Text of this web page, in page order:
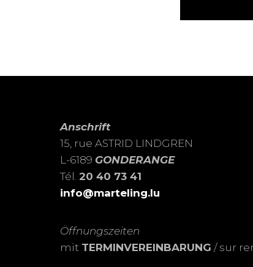
Anschrift
15, rue ASTRID LINDGREN
L-6189 GONDERANGE
Tél. 20 40 73 41
info@marteling.lu
Öffnungszeiten
mit TERMINVEREINBARUNG / sur